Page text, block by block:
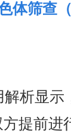
体筛查（
析显
提前